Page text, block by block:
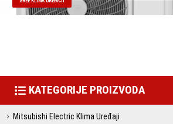
KATEGORIJE PROIZVODA
Mitsubishi Electric Klima Uređaji